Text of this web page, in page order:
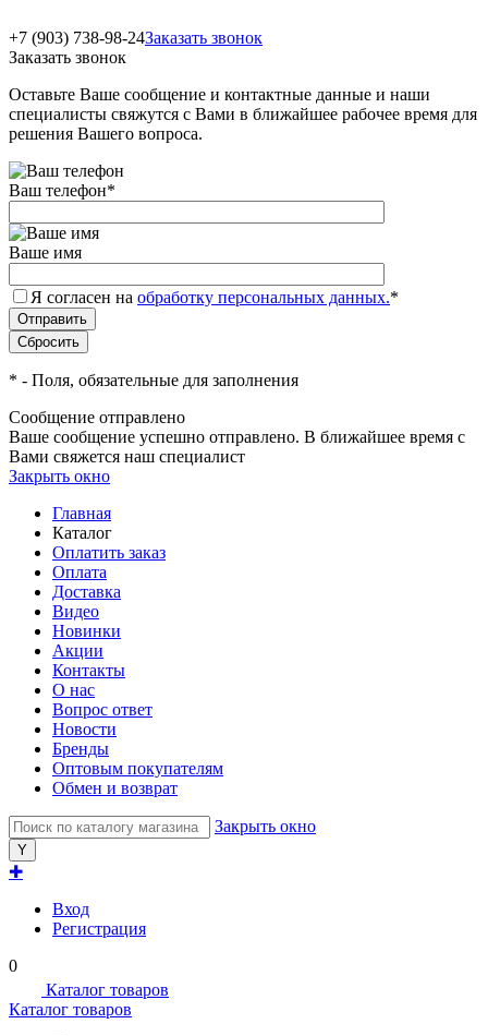
+7 (903) 738-98-24Заказать звонок
Заказать звонок
Оставьте Ваше сообщение и контактные данные и наши
специалисты свяжутся с Вами в ближайшее рабочее время для
решения Вашего вопроса.
Ваш телефон*
Ваше имя
Я согласен на обработку персональных данных.*
* - Поля, обязательные для заполнения
Сообщение отправлено
Ваше сообщение успешно отправлено. В ближайшее время с
Вами свяжется наш специалист
Закрыть окно
Главная
Каталог
Оплатить заказ
Оплата
Доставка
Видео
Новинки
Акции
Контакты
О нас
Вопрос ответ
Новости
Бренды
Оптовым покупателям
Обмен и возврат
Закрыть окно
✚
Вход
Регистрация
0
Каталог товаров
Каталог товаров